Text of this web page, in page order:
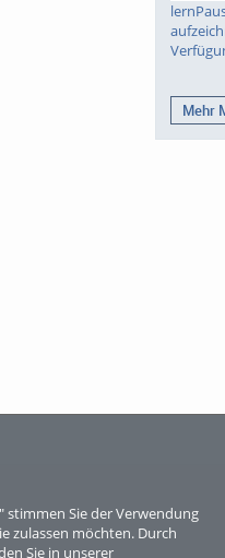
stimmen Sie der Verwendung
zulassen möchten. Durch
Sie in unserer
Mehr